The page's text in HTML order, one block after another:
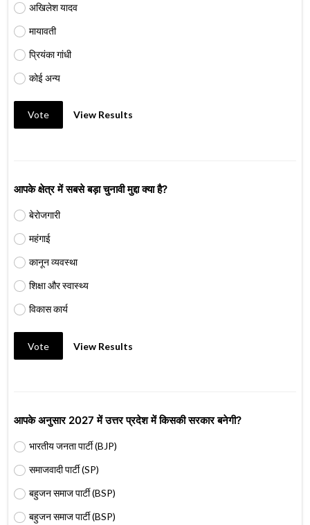
अखिलेश यादव
मायावती
प्रियंका गांधी
कोई अन्य
Vote View Results
आपके क्षेत्र में सबसे बड़ा चुनावी मुद्दा क्या है?
बेरोजगारी
महंगाई
कानून व्यवस्था
शिक्षा और स्वास्थ्य
विकास कार्य
Vote View Results
आपके अनुसार 2027 में उत्तर प्रदेश में किसकी सरकार बनेगी?
भारतीय जनता पार्टी (BJP)
समाजवादी पार्टी (SP)
बहुजन समाज पार्टी (BSP)
बहुजन समाज पार्टी (BSP)